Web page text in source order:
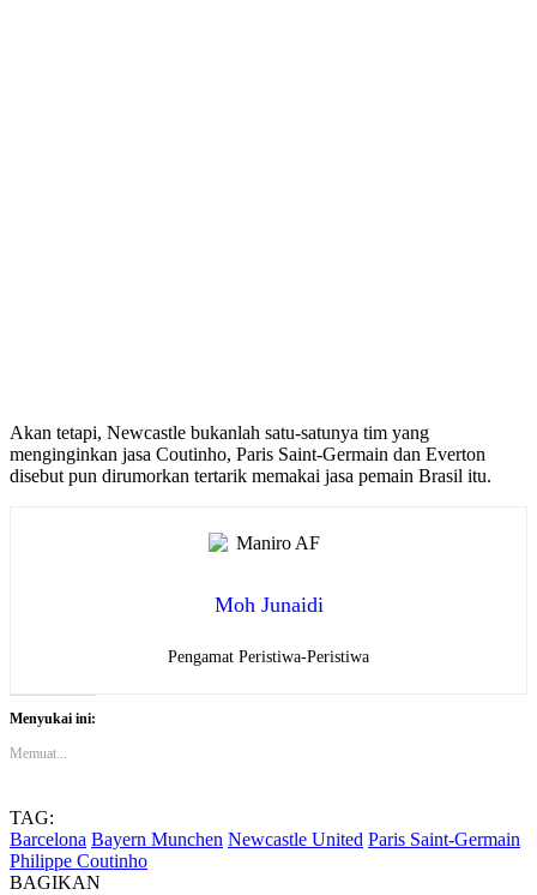
Akan tetapi, Newcastle bukanlah satu-satunya tim yang
menginginkan jasa Coutinho, Paris Saint-Germain dan Everton
disebut pun dirumorkan tertarik memakai jasa pemain Brasil itu.
Moh Junaidi
Pengamat Peristiwa-Peristiwa
Menyukai ini:
Memuat...
TAG:
Barcelona Bayern Munchen Newcastle United Paris Saint-Germain
Philippe Coutinho
BAGIKAN